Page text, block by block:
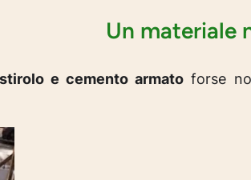
Un materiale
e cemento armato forse